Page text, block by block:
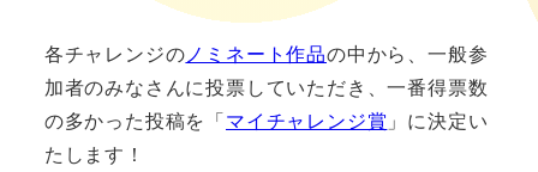
各チャレンジのノミネート作品の中から、一般参
加者のみなさんに投票していただき、一番得票数
の多かった投稿を「マイチャレンジ賞 」に決定い
たします！